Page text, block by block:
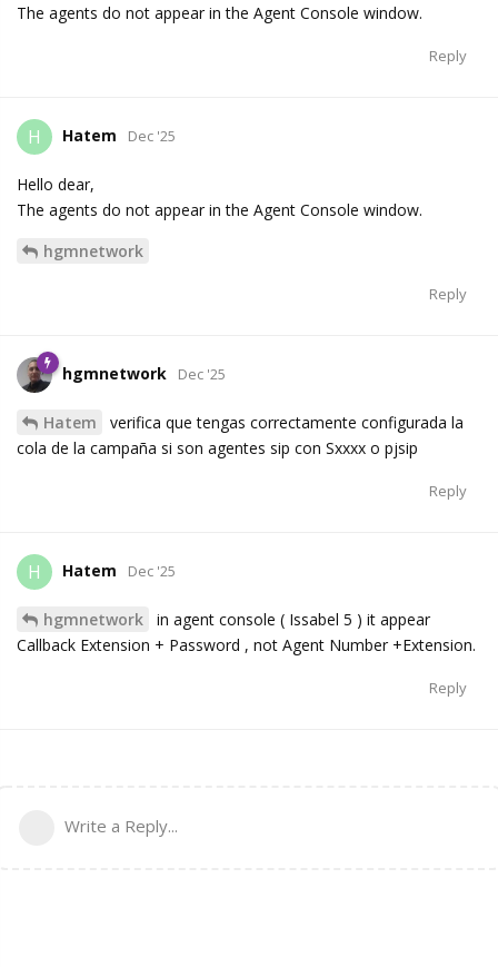
The agents do not appear in the Agent Console window.
Reply
H Hatem Dec '25
Hello dear,
The agents do not appear in the Agent Console window.
hgmnetwork
Reply
hgmnetwork Dec '25
Hatem
verifica que tengas correctamente configurada la
cola de la campaña si son agentes sip con Sxxxx o pjsip
Reply
H Hatem Dec '25
hgmnetwork
in agent console ( Issabel 5 ) it appear
Callback Extension + Password , not Agent Number +Extension.
Reply
Write a Reply...